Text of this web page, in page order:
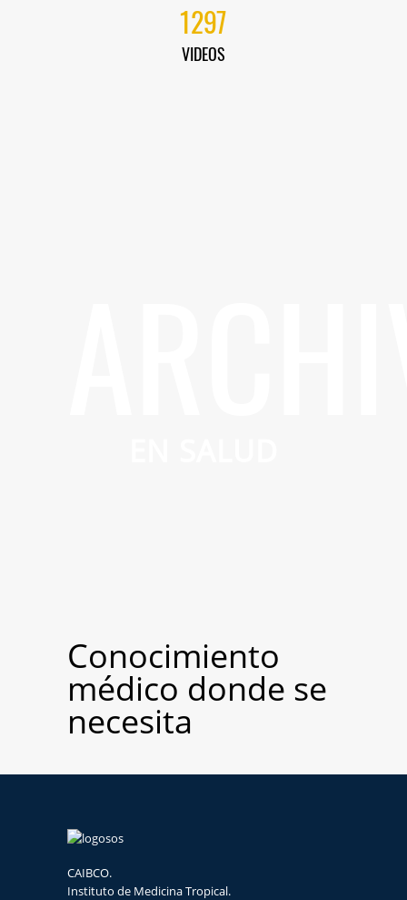
1297
VIDEOS
Conocimiento
médico donde se
necesita
CAIBCO.
Instituto de Medicina Tropical.